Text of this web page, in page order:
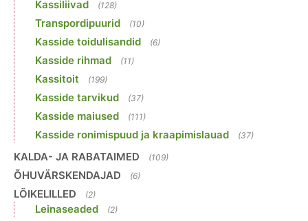
Kassiliivad (128)
Transpordipuurid (10)
Kasside toidulisandid (6)
Kasside rihmad (11)
Kassitoit (199)
Kasside tarvikud (37)
Kasside maiused (111)
Kasside ronimispuud ja kraapimislauad (37)
KALDA- JA RABATAIMED (109)
ÕHUVÄRSKENDAJAD (6)
LÕIKELILLED (2)
Leinaseaded (2)